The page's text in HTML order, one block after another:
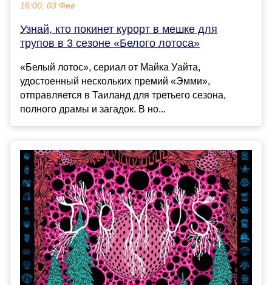
16:00, 03 Фев
Узнай, кто покинет курорт в мешке для
трупов в 3 сезоне «Белого лотоса»
«Белый лотос», сериал от Майка Уайта,
удостоенный нескольких премий «Эмми»,
отправляется в Таиланд для третьего сезона,
полного драмы и загадок. В но...